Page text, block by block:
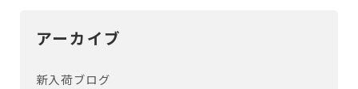
アーカイブ
新入荷ブログ